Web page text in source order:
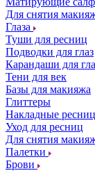
Для снятия
Глаза
Туши для ресниц
Подводки для глаз
Карандаши для
Тени для век
Базы для макияжа
Глиттеры
Накладные
Уход для ресниц
Для снятия
Палетки
Брови